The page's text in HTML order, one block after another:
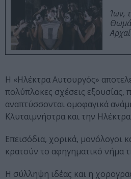
Ίων,
Η «Ηλέκτρα Αυτουργός»
πολύπλοκες σχέσεις εξουσίας,
αναπτύσσονται ομοφαγικά
Κλυταιμνήστρα και την Ηλέκτρα.
Επεισόδια, χορικά, μονόλογοι
κρατούν το αφηγηματικό νήμα
Η σύλληψη ιδέας και η